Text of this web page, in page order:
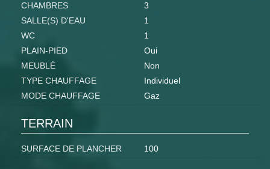
CHAMBRES
3
SALLE(S) D'EAU
1
WC
1
PLAIN-PIED
Oui
MEUBLÉ
Non
TYPE CHAUFFAGE
Individuel
MODE CHAUFFAGE
Gaz
TERRAIN
SURFACE DE PLANCHER 100